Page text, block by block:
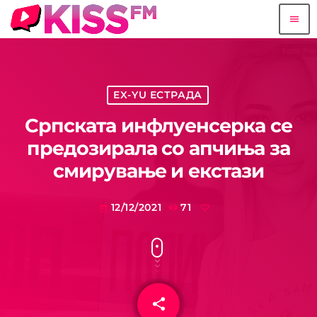
menu
EX-YU ЕСТРАДА
Српската инфлуенсерка се
предозирала со апчиња за
смирување и екстази
today 12/12/2021 71
share
email